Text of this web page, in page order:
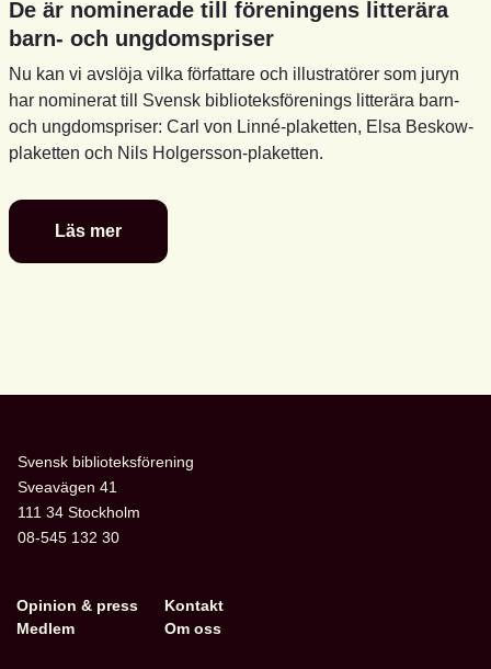
De är nominerade till föreningens litterära
barn- och ungdomspriser
Nu kan vi avslöja vilka författare och illustratörer som juryn
har nominerat till Svensk biblioteksförenings litterära barn-
och ungdomspriser: Carl von Linné-plaketten, Elsa Beskow-
plaketten och Nils Holgersson-plaketten.
Läs mer
De
är
barn-
ungdomspriser
Svensk biblioteksförening
Sveavägen 41
111 34 Stockholm
08-545 132 30
Opinion & press
Medlem
Kontakt
Om oss